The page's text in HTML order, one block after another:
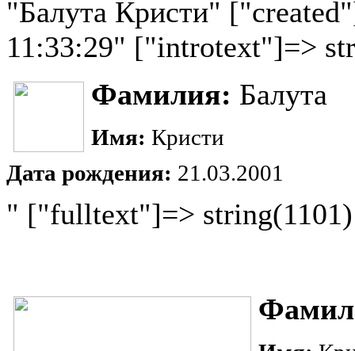
"Балута Кристи"
11:33:29" ["introtext"]=>
Фамилия: Балута
Имя: Кристи
Дата рождения: 21.03.2001
" ["fulltext"]=>